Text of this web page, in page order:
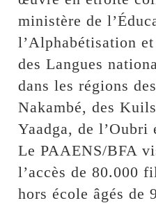
ministère de
l’Alphabétisation
des Langues
dans les régions
Nakambé, des
Yaadga, de l’Oubri
Le PAAENS/BFA
l’accès de 80.000
hors école âgés de